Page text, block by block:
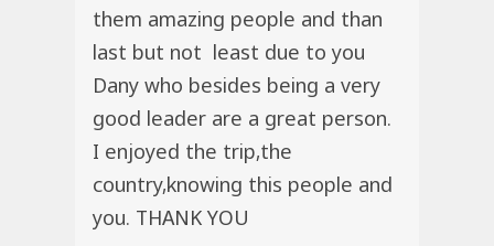
them amazing people and than
last but not least due to you
Dany who besides being a very
good leader are a great person.
I enjoyed the trip,the
country,knowing this people and
you. THANK YOU